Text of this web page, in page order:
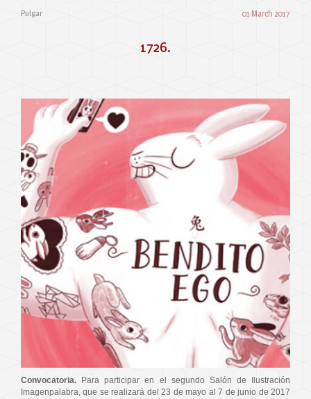
Pulgar 01 March 2017
1726.
Convocatoria. Para participar en el segundo Salón de Ilustración
Imagenpalabra, que se realizará del 23 de mayo al 7 de junio de 2017